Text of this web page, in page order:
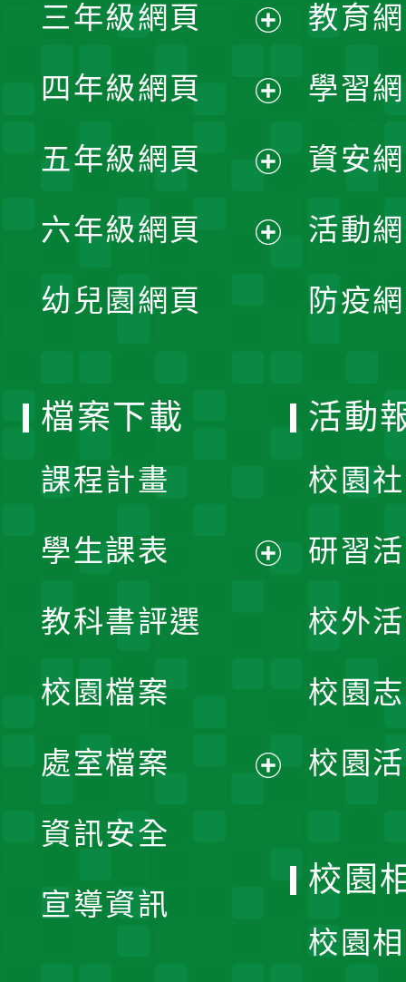
選
單
開
選
單
三年級網頁
開
選
單
四年級網頁
開
選
五年級網頁
開
六年級網頁
幼兒園網頁
教育
學習
資安
活動
防疫
檔案下載
課程計畫
學生課表
單
教科書評選
校園檔案
處室檔案
資訊安全
宣導資訊
活動
校園
研習
校外
校園
校園
校園
校園